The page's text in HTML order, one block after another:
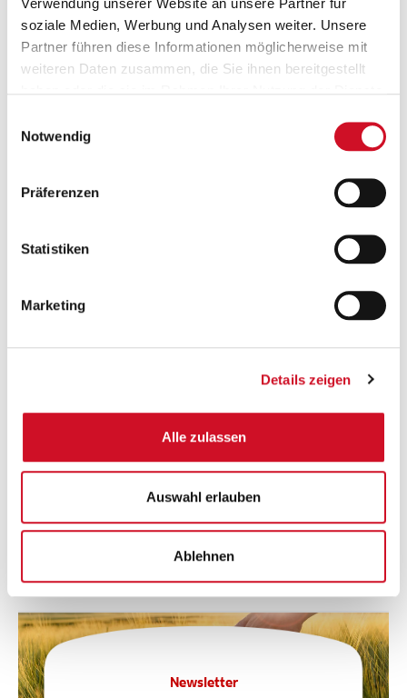
soziale Medien, Werbung und Analysen weiter. Unsere
Partner führen diese Informationen möglicherweise mit
weiteren Daten zusammen, die Sie ihnen bereitgestellt
Notwendig
Präferenzen
Statistiken
Marketing
Details zeigen
Alle zulassen
Auswahl erlauben
Ablehnen
JETZT AKZEPTIEREN
von Wolfgang Lechner, aus St kathrein am Hauenstein am
02.10.2021
Weitere interessante Artikel
Up Metall" Flaschenöffner
Newsletter